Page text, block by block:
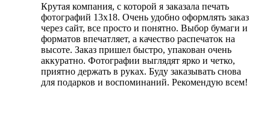
Крутая компания, с которой я заказала печать
фотографий 13х18. Очень удобно оформлять заказ
через сайт, все просто и понятно. Выбор бумаги и
форматов впечатляет, а качество распечаток на
высоте. Заказ пришел быстро, упакован очень
аккуратно. Фотографии выглядят ярко и четко,
приятно держать в руках. Буду заказывать снова
для подарков и воспоминаний. Рекомендую всем!